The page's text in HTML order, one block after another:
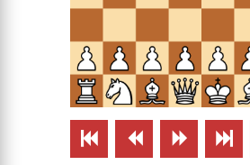
   